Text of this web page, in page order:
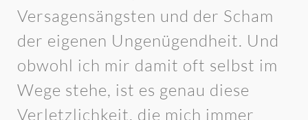
Versagensängsten und der Scham
der eigenen Ungenügendheit. Und
obwohl ich mir damit oft selbst im
Wege stehe, ist es genau diese
Verletzlichkeit, die mich immer